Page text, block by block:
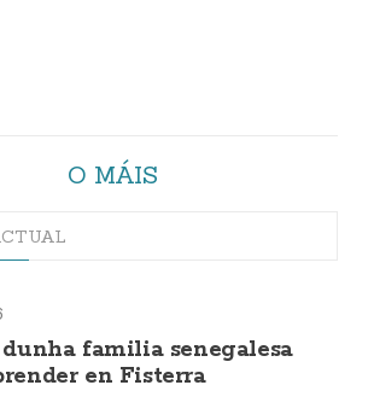
O MÁIS
familia senegalesa
en Fisterra